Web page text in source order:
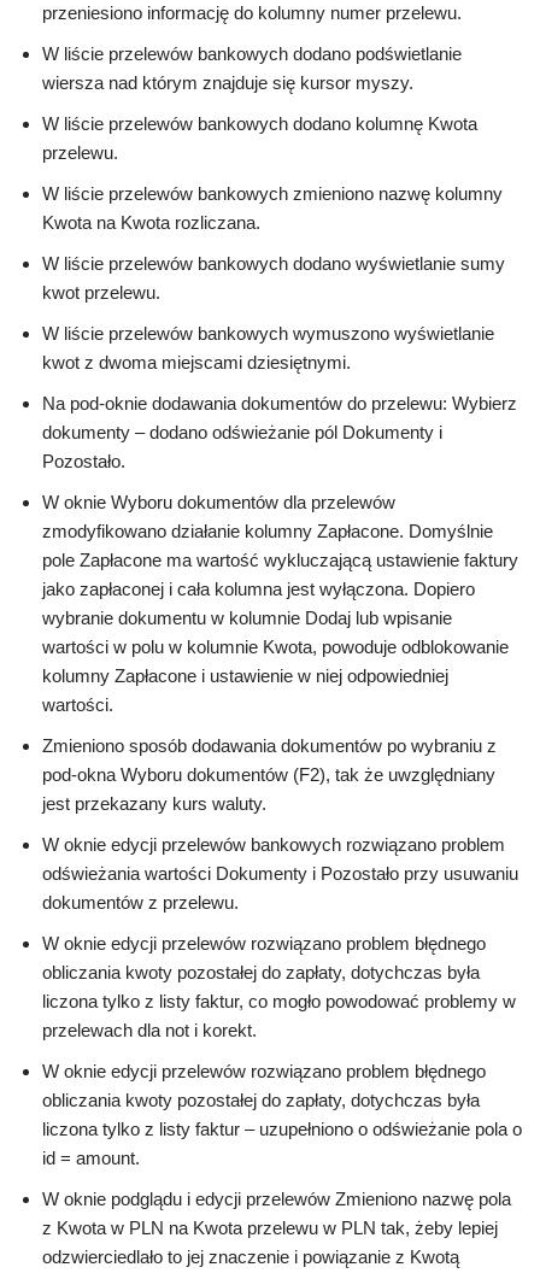
przeniesiono informację do kolumny numer przelewu.
W liście przelewów bankowych dodano podświetlanie
wiersza nad którym znajduje się kursor myszy.
W liście przelewów bankowych dodano kolumnę Kwota
przelewu.
W liście przelewów bankowych zmieniono nazwę kolumny
Kwota na Kwota rozliczana.
W liście przelewów bankowych dodano wyświetlanie sumy
kwot przelewu.
W liście przelewów bankowych wymuszono wyświetlanie
kwot z dwoma miejscami dziesiętnymi.
Na pod-oknie dodawania dokumentów do przelewu: Wybierz
dokumenty – dodano odświeżanie pól Dokumenty i
Pozostało.
W oknie Wyboru dokumentów dla przelewów
zmodyfikowano działanie kolumny Zapłacone. Domyślnie
pole Zapłacone ma wartość wykluczającą ustawienie faktury
jako zapłaconej i cała kolumna jest wyłączona. Dopiero
wybranie dokumentu w kolumnie Dodaj lub wpisanie
wartości w polu w kolumnie Kwota, powoduje odblokowanie
kolumny Zapłacone i ustawienie w niej odpowiedniej
wartości.
Zmieniono sposób dodawania dokumentów po wybraniu z
pod-okna Wyboru dokumentów (F2), tak że uwzględniany
jest przekazany kurs waluty.
W oknie edycji przelewów bankowych rozwiązano problem
odświeżania wartości Dokumenty i Pozostało przy usuwaniu
dokumentów z przelewu.
W oknie edycji przelewów rozwiązano problem błędnego
obliczania kwoty pozostałej do zapłaty, dotychczas była
liczona tylko z listy faktur, co mogło powodować problemy w
przelewach dla not i korekt.
W oknie edycji przelewów rozwiązano problem błędnego
obliczania kwoty pozostałej do zapłaty, dotychczas była
liczona tylko z listy faktur – uzupełniono o odświeżanie pola o
id = amount.
W oknie podglądu i edycji przelewów Zmieniono nazwę pola
z Kwota w PLN na Kwota przelewu w PLN tak, żeby lepiej
odzwierciedlało to jej znaczenie i powiązanie z Kwotą